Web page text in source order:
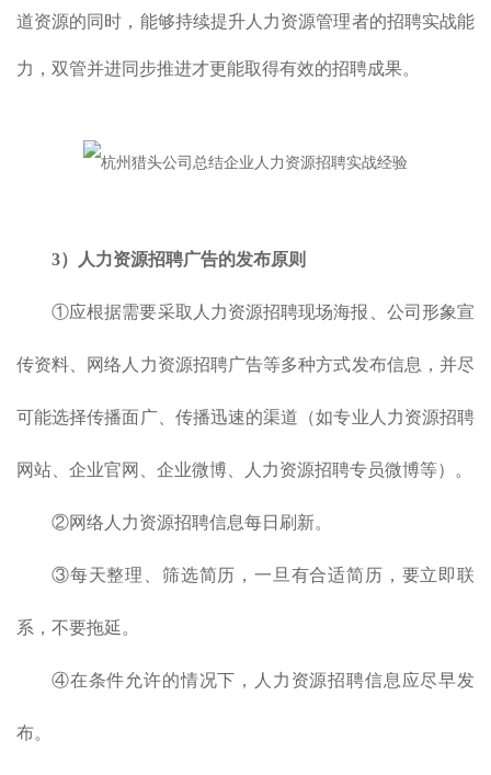
道资源的同时，能够持续提升人力资源管理者的招聘实战能
力，双管并进同步推进才更能取得有效的招聘成果。
3） 人力资源招聘广告的发布原则
①应根据需要采取人力资源招聘现场海报、公司形象宣
传资料、网络人力资源招聘广告等多种方式发布信息，并尽
可能选择传播面广、传播迅速的渠道（如专业人力资源招聘
网站、企业官网、企业微博、人力资源招聘专员微博等）。
②网络人力资源招聘信息每日刷新。
③每天整理、筛选简历，一旦有合适简历，要立即联
系，不要拖延。
④在条件允许的情况下，人力资源招聘信息应尽早发
布。